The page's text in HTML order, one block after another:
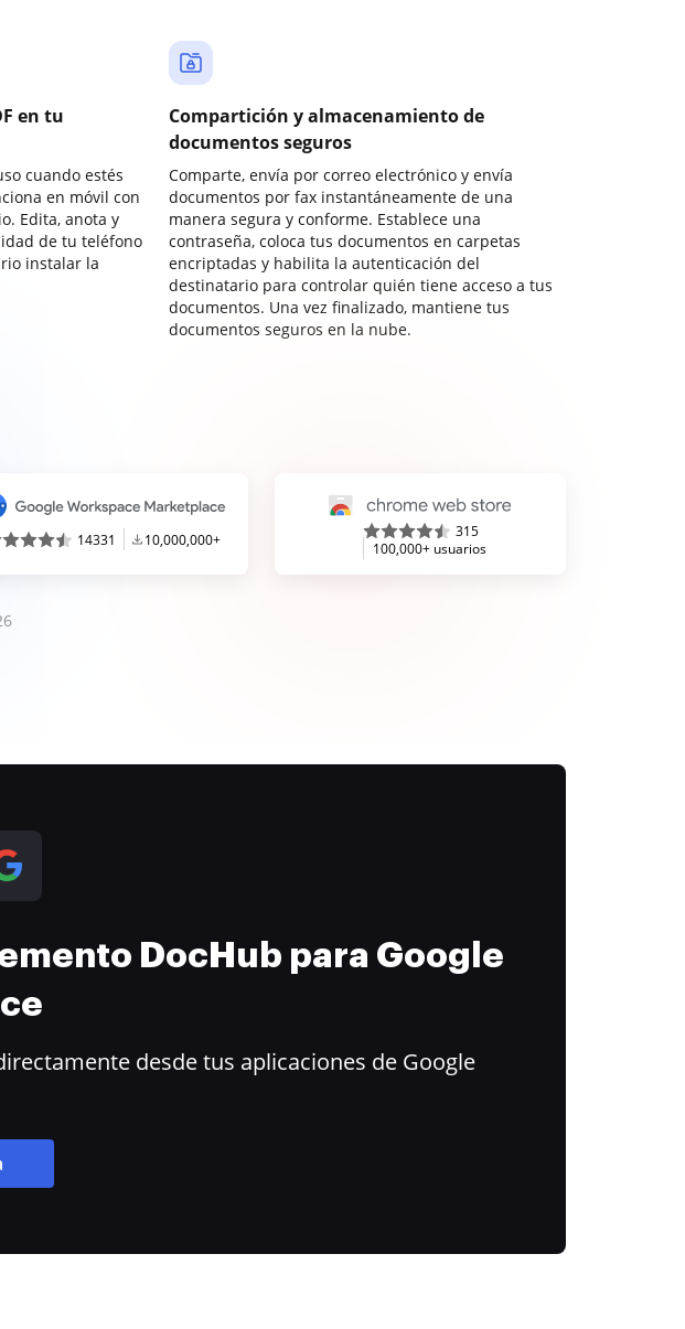
en tu
cuando estés
en móvil con
Edita, anota y
de tu teléfono
instalar la
Compartición y almacenamiento de
documentos seguros
Comparte, envía por correo electrónico y envía
documentos por fax instantáneamente de una
manera segura y conforme. Establece una
contraseña, coloca tus documentos en carpetas
encriptadas y habilita la autenticación del
destinatario para controlar quién tiene acceso a tus
documentos. Una vez finalizado, mantiene tus
documentos seguros en la nube.
14331 10,000,000+
315
100,000+ usuarios
DocHub para Google
desde tus aplicaciones de Google